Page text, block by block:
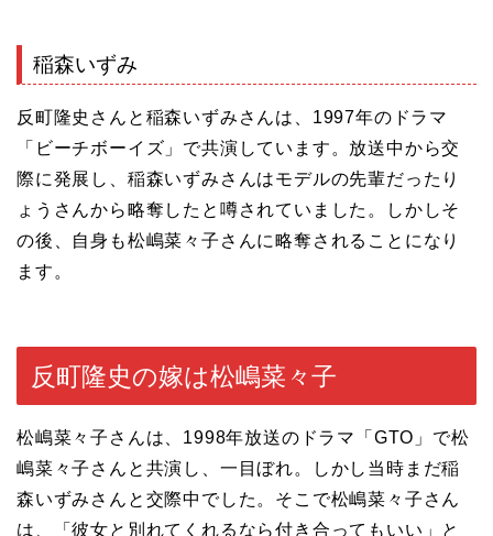
稲森いずみ
反町隆史さんと稲森いずみさんは、1997年のドラマ
「ビーチボーイズ」で共演しています。放送中から交
際に発展し、稲森いずみさんはモデルの先輩だったり
ょうさんから略奪したと噂されていました。しかしそ
の後、自身も松嶋菜々子さんに略奪されることになり
ます。
反町隆史の嫁は松嶋菜々子
松嶋菜々子さんは、1998年放送のドラマ「GTO」で松
嶋菜々子さんと共演し、一目ぼれ。しかし当時まだ稲
森いずみさんと交際中でした。そこで松嶋菜々子さん
は、「彼女と別れてくれるなら付き合ってもいい」と